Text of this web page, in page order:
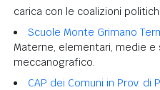
carica con le coalizioni
Scuole Monte Grimano
Materne, elementari, medie
meccanografico.
CAP dei Comuni in Prov. di